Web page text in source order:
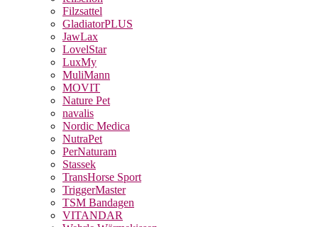
Filzsattel
GladiatorPLUS
JawLax
LovelStar
LuxMy
MuliMann
MOVIT
Nature Pet
navalis
Nordic Medica
NutraPet
PerNaturam
Stassek
TransHorse Sport
TriggerMaster
TSM Bandagen
VITANDAR